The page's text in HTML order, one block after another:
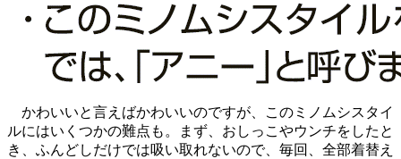
かわいいと言えばかわいいのですが、このミノムシスタイ
ルにはいくつかの難点も。まず、おしっこやウンチをしたと
き、ふんどしだけでは吸い取れないので、毎回、全部着替え